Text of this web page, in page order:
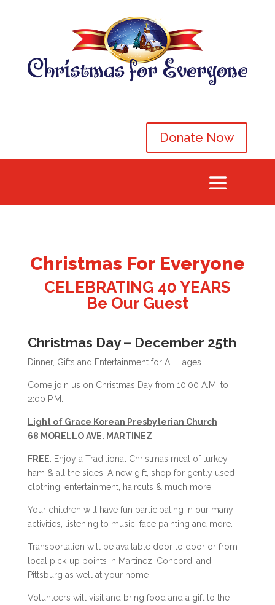
Donate Now
Christmas For Everyone
CELEBRATING 40 YEARS
Be Our Guest
Christmas Day – December 25th
Dinner, Gifts and Entertainment for ALL ages
Come join us on Christmas Day from 10:00 A.M. to
2:00 P.M.
Light of Grace Korean Presbyterian Church
68 MORELLO AVE. MARTINEZ
FREE: Enjoy a Traditional Christmas meal of turkey,
ham & all the sides. A new gift, shop for gently used
clothing, entertainment, haircuts & much more.
Your children will have fun participating in our many
activities, listening to music, face painting and more.
Transportation will be available door to door or from
local pick-up points in Martinez, Concord, and
Pittsburg as well at your home
Volunteers will visit and bring food and a gift to the